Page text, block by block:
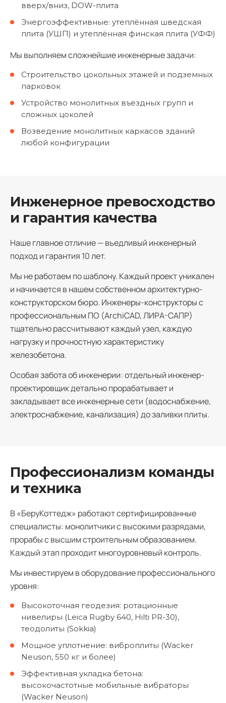
вверх/вниз, DOW-плита
Энергоэффективные: утеплённая шведская
плита (УШП) и утеплённая финская плита (УФФ)
Мы выполняем сложнейшие инженерные задачи:
Строительство цокольных этажей и подземных
парковок
Устройство монолитных въездных групп и
сложных цоколей
Возведение монолитных каркасов зданий
любой конфигурации
Инженерное превосходство
и гарантия качества
Наше главное отличие — въедливый инженерный
подход и гарантия 10 лет.
Мы не работаем по шаблону. Каждый проект уникален
и начинается в нашем собственном архитектурно-
конструкторском бюро. Инженеры-конструкторы с
профессиональным ПО (ArchiCAD, ЛИРА-САПР)
тщательно рассчитывают каждый узел, каждую
нагрузку и прочностную характеристику
железобетона.
Особая забота об инженерии: отдельный инженер-
проектировщик детально прорабатывает и
закладывает все инженерные сети (водоснабжение,
электроснабжение, канализация) до заливки плиты.
Профессионализм команды
и техника
В «БеруКоттедж» работают сертифицированные
специалисты: монолитчики с высокими разрядами,
прорабы с высшим строительным образованием.
Каждый этап проходит многоуровневый контроль.
Мы инвестируем в оборудование профессионального
уровня:
Высокоточная геодезия: ротационные
нивелиры (Leica Rugby 640, Hilti PR-30),
теодолиты (Sokkia)
Мощное уплотнение: виброплиты (Wacker
Neuson, 550 кг и более)
Эффективная укладка бетона:
высокочастотные мобильные вибраторы
(Wacker Neuson)